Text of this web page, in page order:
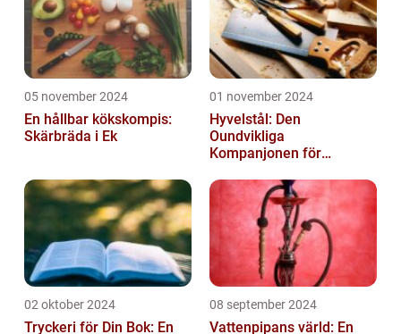
05 november 2024
En hållbar kökskompis:
Skärbräda i Ek
01 november 2024
Hyvelstål: Den
Oundvikliga
Kompanjonen för
02 oktober 2024
Tryckeri för Din Bok: En
08 september 2024
Vattenpipans värld: En